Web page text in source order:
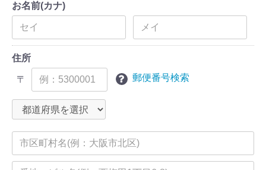
お名前(カナ)
住所
〒 郵便番号検索